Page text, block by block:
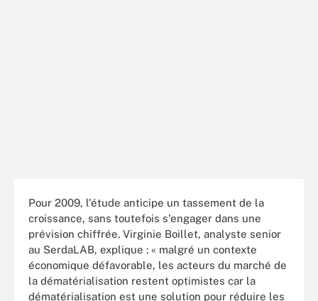
Pour 2009, l'étude anticipe un tassement de la
croissance, sans toutefois s'engager dans une
prévision chiffrée. Virginie Boillet, analyste senior
au SerdaLAB, explique : « malgré un contexte
économique défavorable, les acteurs du marché de
la dématérialisation restent optimistes car la
dématérialisation est une solution pour réduire les